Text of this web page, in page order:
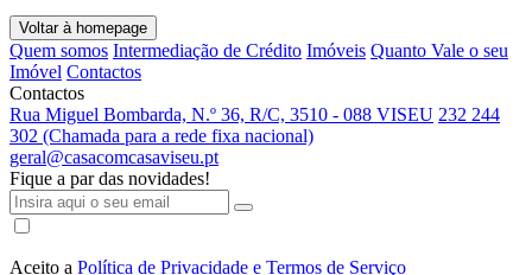
Voltar à homepage
Quem somos Intermediação de Crédito Imóveis Quanto Vale o seu
Imóvel Contactos
Contactos
Rua Miguel Bombarda, N.º 36, R/C, 3510 - 088 VISEU 232 244
302 (Chamada para a rede fixa nacional)
geral@casacomcasaviseu.pt
Fique a par das novidades!
Aceito a Política de Privacidade e Termos de Serviço